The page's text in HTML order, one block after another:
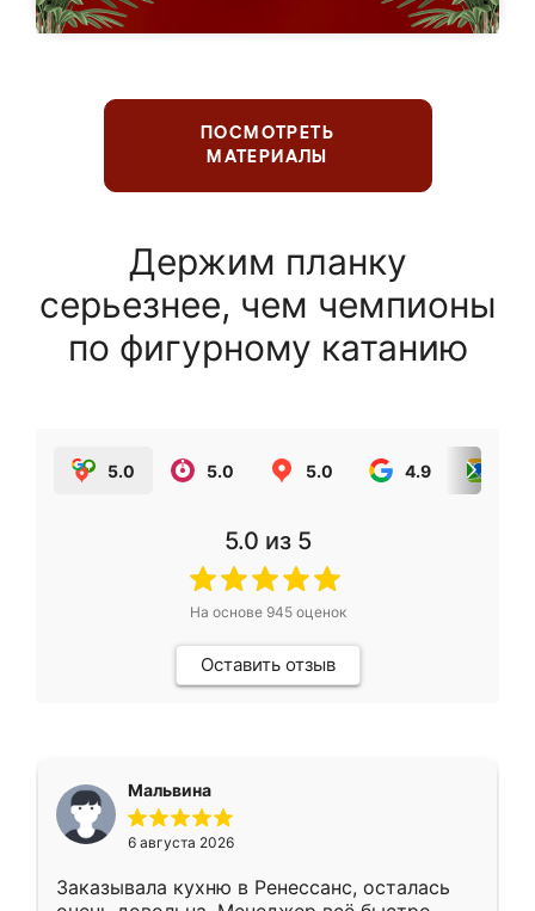
ПОСМОТРЕТЬ
МАТЕРИАЛЫ
Держим планку
серьезнее, чем чемпионы
по фигурному катанию
5.0 5.0 5.0 4.9
5.0 из 5
На основе 945оценок
Оставить отзыв
Мальвина
6 августа 2026
Заказывала кухню в Ренессанс, осталась